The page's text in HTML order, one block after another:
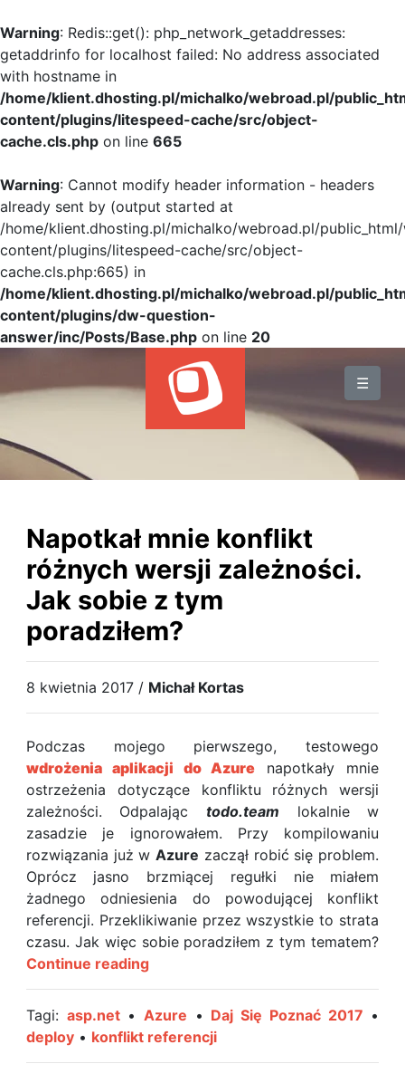
Warning: Redis::get(): php_network_getaddresses:
getaddrinfo for localhost failed: No address associated
with hostname in
/home/klient.dhosting.pl/michalko/webroad.pl/
content/plugins/litespeed-cache/src/object-
cache.cls.php on line 665
Warning: Cannot modify header information - headers
already sent by (output started at
/home/klient.dhosting.pl/michalko/webroad.pl/
content/plugins/litespeed-cache/src/object-
cache.cls.php:665) in
/home/klient.dhosting.pl/michalko/webroad.pl/
content/plugins/dw-question-
answer/inc/Posts/Base.php on line 20
☰
BLOG
WYDARZENIA
HOSTING
Napotkał mnie konflikt
różnych wersji zależności.
Jak sobie z tym
poradziłem?
8 kwietnia 2017 / Michał Kortas
Podczas mojego pierwszego, testowego
wdrożenia aplikacji do Azure napotkały mnie
ostrzeżenia dotyczące konfliktu różnych wersji
zależności. Odpalając todo.team lokalnie w
zasadzie je ignorowałem. Przy kompilowaniu
rozwiązania już wAzure zaczął robić się problem.
Oprócz jasno brzmiącej regułki nie miałem
żadnego odniesienia do powodującej konflikt
referencji. Przeklikiwanie przez wszystkie to strata
czasu. Jak więc sobie poradziłem z tym tematem?
Continue readingNapotkał
mnie
konflikt
różnych
Tagi: asp.net• Azure • Daj Się Poznać 2017 •
deploy• konflikt referencji